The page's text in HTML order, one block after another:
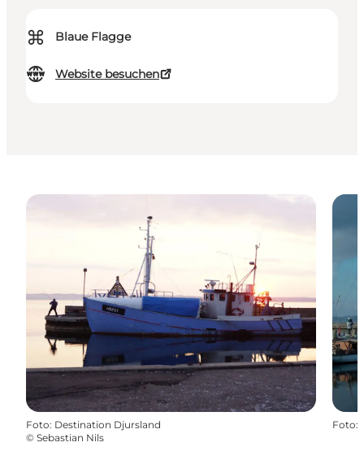
⌘ Blaue Flagge
Website besuchen
Foto: Destination Djursland
© Sebastian Nils
Foto: